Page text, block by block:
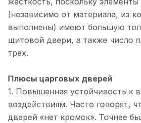
(независимо от материала, из
выполнены) имеют большую
щитовой двери, а также число
трех.
Плюсы царговых дверей
1. Повышенная устойчивость к
воздействиям. Часто говорят,
дверей «нет кромок». Точнее